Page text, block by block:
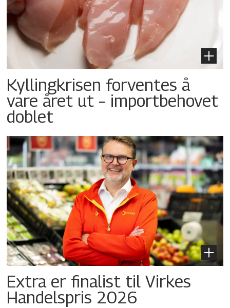
Kyllingkrisen forventes å
vare året ut – importbehovet
doblet
Extra er finalist til Virkes
Handelspris 2026